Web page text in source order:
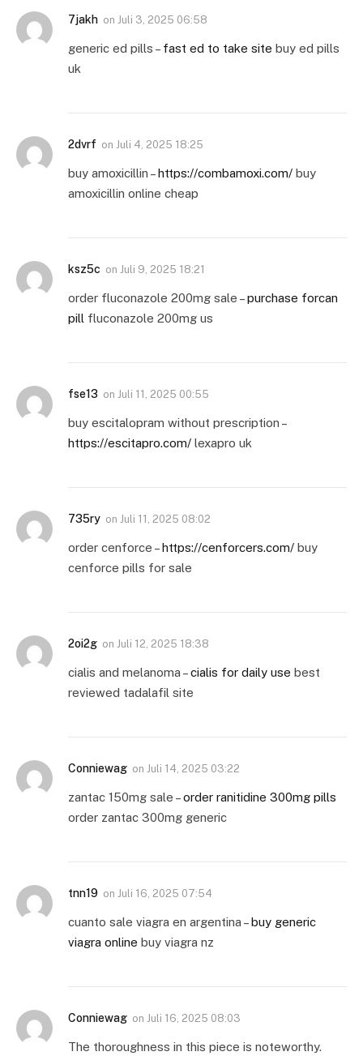
7jakh on Juli 3, 2025 06:58
generic ed pills – fast ed to take site buy ed pills
uk
2dvrf on Juli 4, 2025 18:25
buy amoxicillin –https://combamoxi.com/ buy
amoxicillin online cheap
ksz5c on Juli 9, 2025 18:21
order fluconazole 200mg sale –purchase forcan
pill fluconazole 200mg us
fse13 on Juli 11, 2025 00:55
buy escitalopram without prescription –
https://escitapro.com/ lexapro uk
735ry on Juli 11, 2025 08:02
order cenforce –https://cenforcers.com/ buy
cenforce pills for sale
2oi2g on Juli 12, 2025 18:38
cialis and melanoma –cialis for daily use best
reviewed tadalafil site
Conniewag on Juli 14, 2025 03:22
zantac 150mg sale –order ranitidine 300mg pills
order zantac 300mg generic
tnn19 on Juli 16, 2025 07:54
cuanto sale viagra en argentina –buy generic
viagra online buy viagra nz
Conniewag on Juli 16, 2025 08:03
The thoroughness in this piece is noteworthy.